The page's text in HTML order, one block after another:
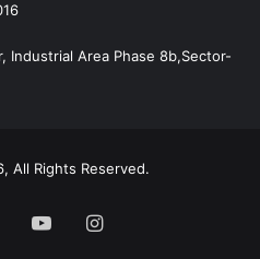
Industrial Area Phase 8b,Sector-
All Rights Reserved.
YouTubeInstagram